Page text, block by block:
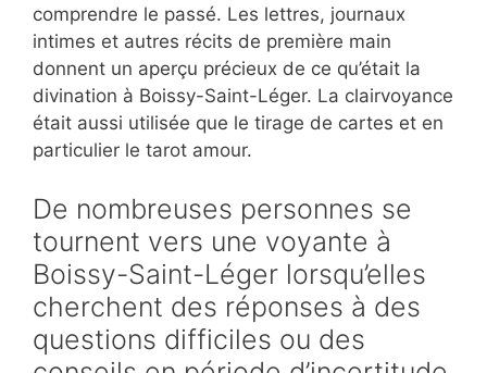
comprendre le passé. Les lettres, journaux
intimes et autres récits de première main
donnent un aperçu précieux de ce qu’était la
divination à Boissy-Saint-Léger. La clairvoyance
était aussi utilisée que le tirage de cartes et en
particulier le tarot amour.
De nombreuses personnes se
tournent vers une voyante à
Boissy-Saint-Léger lorsqu’elles
cherchent des réponses à des
questions difficiles ou des